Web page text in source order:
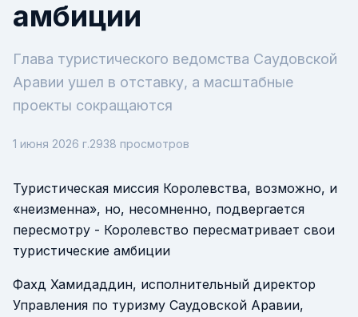
амбиции
Глава туристического ведомства Саудовской
Аравии ушел в отставку, а масштабные
проекты сокращаются
1 июня 2026 г.2938 просмотров
Туристическая миссия Королевства, возможно, и
«неизменна», но, несомненно, подвергается
пересмотру - Королевство пересматривает свои
туристические амбиции
Фахд Хамидаддин, исполнительный директор
Управления по туризму Саудовской Аравии,